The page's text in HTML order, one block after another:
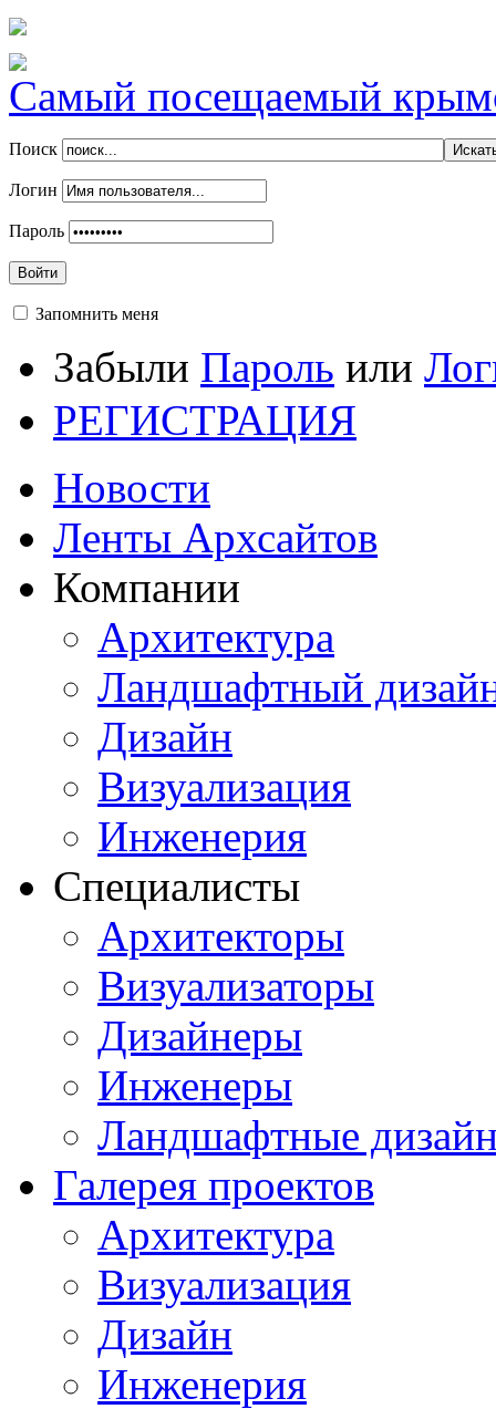
Самый посещаемый
Поиск
Логин
Пароль
Войти
Запомнить меня
Забыли Пароль или
РЕГИСТРАЦИЯ
Новости
Ленты Архсайтов
Компании
Архитектура
Ландшафтный
Дизайн
Визуализация
Инженерия
Специалисты
Архитекторы
Визуализаторы
Дизайнеры
Инженеры
Ландшафтные
Галерея проектов
Архитектура
Визуализация
Дизайн
Инженерия